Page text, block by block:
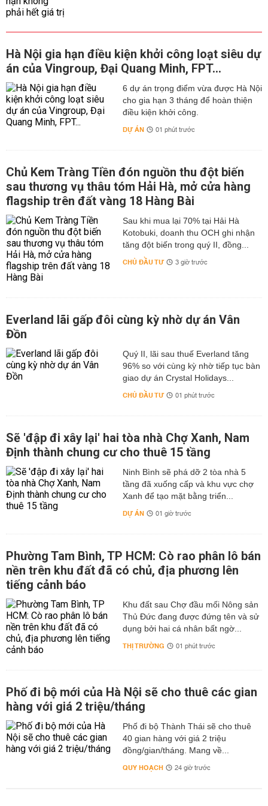
Hà Nội gia hạn điều kiện khởi công loạt siêu dự
án của Vingroup, Đại Quang Minh, FPT...
6 dự án trọng điểm vừa được Hà Nội
cho gia hạn 3 tháng để hoàn thiện
điều kiện khởi công.
DỰ ÁN 01 phút trước
Chủ Kem Tràng Tiền đón nguồn thu đột biến
sau thương vụ thâu tóm Hải Hà, mở cửa hàng
flagship trên đất vàng 18 Hàng Bài
Sau khi mua lại 70% tại Hải Hà
Kotobuki, doanh thu OCH ghi nhận
tăng đột biến trong quý II, đồng...
CHỦ ĐẦU TƯ 3 giờ trước
Everland lãi gấp đôi cùng kỳ nhờ dự án Vân
Đồn
Quý II, lãi sau thuế Everland tăng
96% so với cùng kỳ nhờ tiếp tục bàn
giao dự án Crystal Holidays...
CHỦ ĐẦU TƯ 01 phút trước
Sẽ 'đập đi xây lại' hai tòa nhà Chợ Xanh, Nam
Định thành chung cư cho thuê 15 tầng
Ninh Bình sẽ phá dỡ 2 tòa nhà 5
tầng đã xuống cấp và khu vực chợ
Xanh để tạo mặt bằng triển...
DỰ ÁN 01 giờ trước
Phường Tam Bình, TP HCM: Cò rao phân lô bán
nền trên khu đất đã có chủ, địa phương lên
tiếng cảnh báo
Khu đất sau Chợ đầu mối Nông sản
Thủ Đức đang được đứng tên và sử
dụng bởi hai cá nhân bất ngờ...
THỊ TRƯỜNG 01 phút trước
Phố đi bộ mới của Hà Nội sẽ cho thuê các gian
hàng với giá 2 triệu/tháng
Phố đi bộ Thành Thái sẽ cho thuê
40 gian hàng với giá 2 triệu
đồng/gian/tháng. Mang về...
QUY HOẠCH 24 giờ trước